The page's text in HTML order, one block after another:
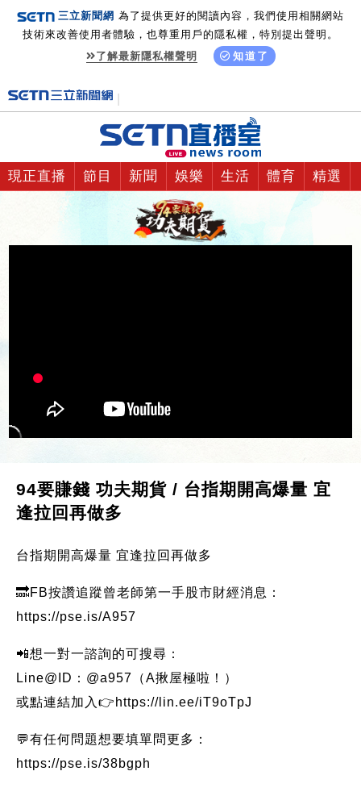
三立新聞網 為了提供更好的閱讀內容，我們使用相關網站
技術來改善使用者體驗，也尊重用戶的隱私權，特別提出聲明。
了解最新隱私權聲明
知道了
現正直播 節目 新聞 娛樂 生活 體育 精選
94要賺錢 功夫期貨 / 台指期開高爆量 宜
逢拉回再做多
台指期開高爆量 宜逢拉回再做多
🔜FB按讚追蹤曾老師第一手股市財經消息：
https://pse.is/A957
📲想一對一諮詢的可搜尋：
Line@ID：@a957（A揪屋極啦！）
或點連結加入👉https://lin.ee/iT9oTpJ
💬有任何問題想要填單問更多：
https://pse.is/38bgph